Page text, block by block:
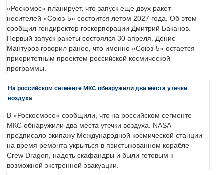
«Роскомос» планирует, что запуск еще двух ракет-
носителей «Союз-5» состоится летом 2027 года. Об этом
сообщил гендиректор госкорпорации Дмитрий Баканов.
Первый запуск ракеты состоялся 30 апреля. Денис
Мантуров говорил ранее, что именно «Союз-5» остается
приоритетным проектом российской космической
программы.
На российском сегменте МКС обнаружили два места утечки
воздуха
В «Роскосмосе» сообщили, что на российском сегменте
МКС обнаружили два места утечки воздуха. NASA
предписало экипажу Международной космической станции
на время ремонта укрыться в пристыкованном корабле
Crew Dragon, надеть скафандры и были готовым к
возможной экстренной эвакуации.